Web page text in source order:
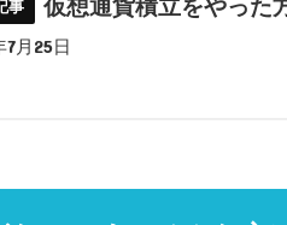
仮想通貨積立をやった
7月25日